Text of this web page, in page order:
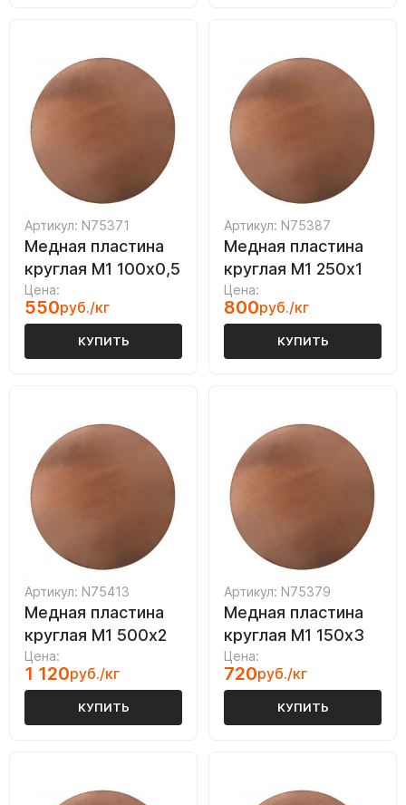
Артикул: N75371
Медная пластина
круглая М1 100х0,5
Цена:
550руб./кг
КУПИТЬ
Артикул: N75387
Медная пластина
круглая М1 250х1
Цена:
800руб./кг
КУПИТЬ
Артикул: N75413
Медная пластина
круглая М1 500х2
Цена:
1 120руб./кг
КУПИТЬ
Артикул: N75379
Медная пластина
круглая М1 150х3
Цена:
720руб./кг
КУПИТЬ